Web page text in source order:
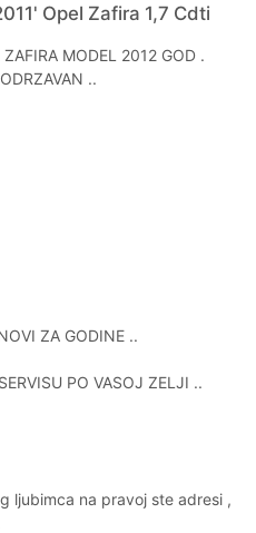
Opel Zafira 1,7 Cdti
ZAFIRA MODEL 2012 GOD .
..
ZA GODINE ..
PO VASOJ ZELJI ..
ljubimca na pravoj ste adresi ,